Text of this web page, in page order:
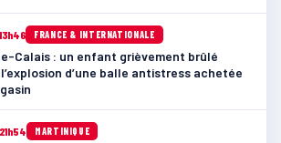
FRANCE & INTERNATIONALE
Calais : un enfant grièvement brûlé
d’une balle antistress achetée
MARTINIQUE